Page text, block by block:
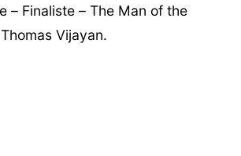
– Finaliste – The Man of the
Vijayan.